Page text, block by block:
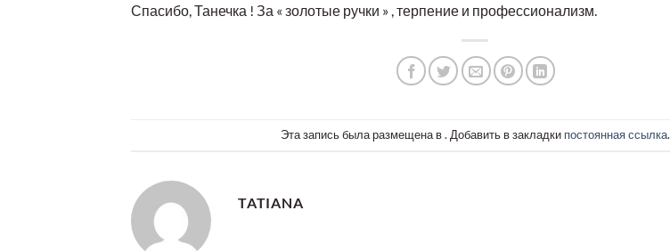
Спасибо, Танечка ! За « золотые ручки » , терпение и профессионализм.
Эта запись была размещена в . Добавить в закладки постоянная ссылка.
TATIANA